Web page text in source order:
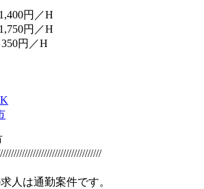
円／H
円／H
円／H
人は通勤案件です。